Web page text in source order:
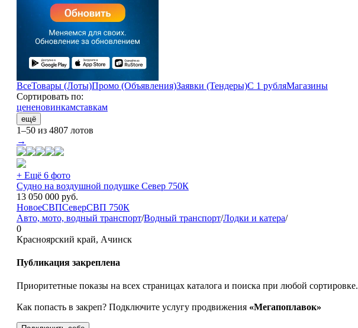
ВсеТовары (Лоты)Промо (Объявления)Заявки (Тендеры)С 1 рубляМагазины
Сортировать по:
цененовинкамставкам
ещё
1–50 из 4807 лотов
→
+ Ещё 6 фото
Судно на воздушной подушке Север 750К
13 050 000 руб.
НовоеСВПСеверСВП 750К
Авто, мото, водный транспорт/Водный транспорт/Лодки и катера/
0
Красноярский край, Ачинск
Публикация закреплена
Приоритетные показы на всех страницах каталога и поиска при любой сортировке.
Как попасть в закреп? Подключите услугу продвижения «Мегапоплавок»